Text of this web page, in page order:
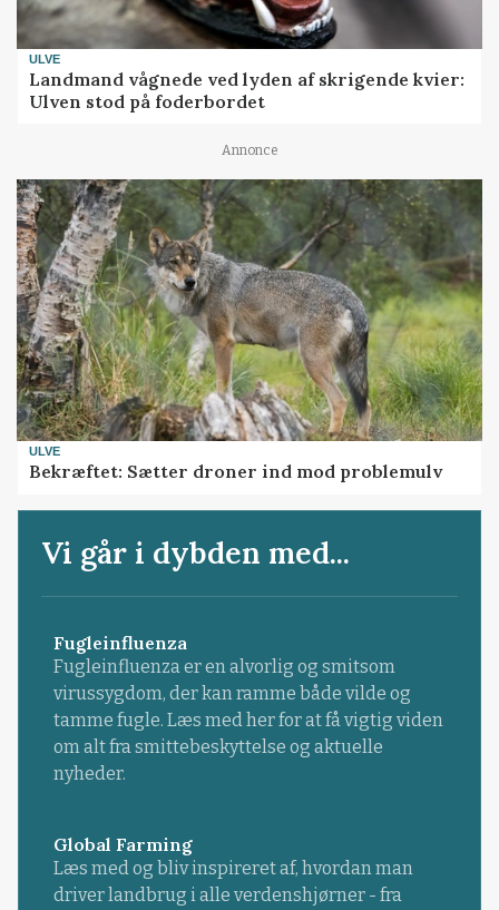
ULVE
Landmand vågnede ved lyden af skrigende kvier:
Ulven stod på foderbordet
Annonce
ULVE
Bekræftet: Sætter droner ind mod problemulv
Vi går i dybden med...
Fugleinfluenza
Fugleinfluenza er en alvorlig og smitsom
virussygdom, der kan ramme både vilde og
tamme fugle. Læs med her for at få vigtig viden
om alt fra smittebeskyttelse og aktuelle
nyheder.
Global Farming
Læs med og bliv inspireret af, hvordan man
driver landbrug i alle verdenshjørner - fra